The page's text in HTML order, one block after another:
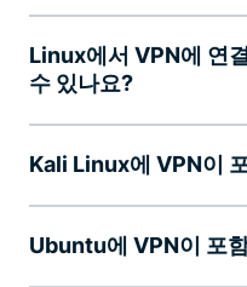
Linux에서 VPN에 연
수 있나요?
Kali Linux에 VPN이
Ubuntu에 VPN이 포